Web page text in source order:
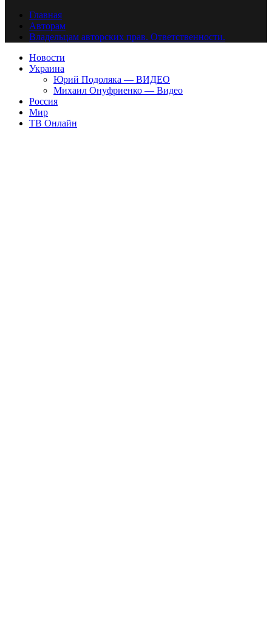
Главная
Авторам
Владельцам авторских прав. Ответственности.
Новости
Украина
Юрий Подоляка — ВИДЕО
Михаил Онуфриенко — Видео
Россия
Мир
ТВ Онлайн